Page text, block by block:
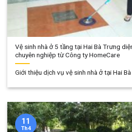
Vệ sinh nhà ở 5 tầng tại Hai Bà Trưng
chuyên nghiệp từ Công ty HomeCare
Giới thiệu dịch vụ vệ sinh nhà ở tại Hai Bà
11
Th4